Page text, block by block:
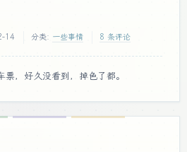
14 分类: 一些事情 8 条评论
，好久没看到，掉色了都。